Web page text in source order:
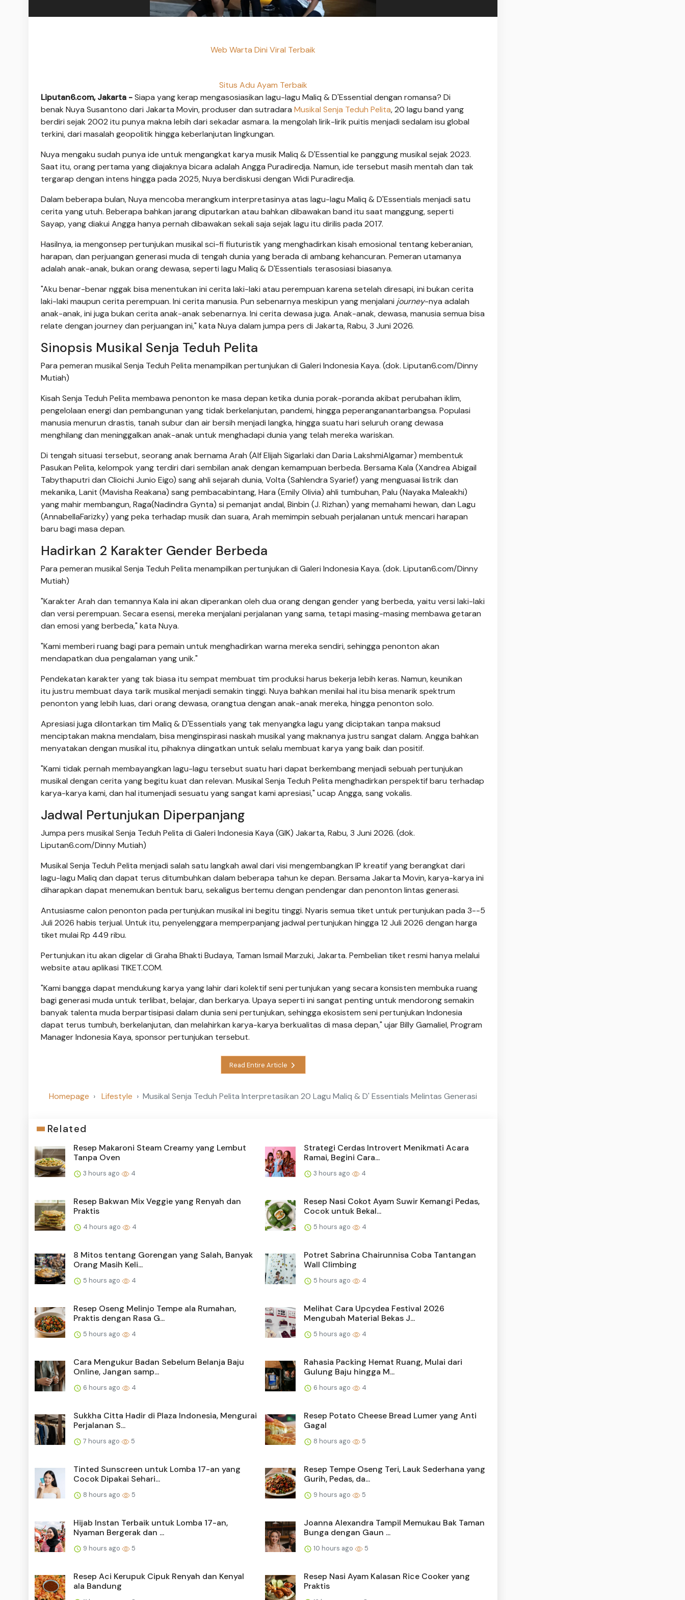
Web Warta Dini Viral Terbaik
Situs Adu Ayam Terbaik
Liputan6.com, Jakarta -Siapa yang kerap mengasosiasikan lagu-lagu Maliq & D'Essential dengan romansa? Di
benak Nuya Susantono dari Jakarta Movin, produser dan sutradara Musikal Senja Teduh Pelita, 20 lagu band yang
berdiri sejak 2002 itu punya makna lebih dari sekadar asmara. Ia mengolah lirik-lirik puitis menjadi sedalam isu global
terkini, dari masalah geopolitik hingga keberlanjutan lingkungan.
Nuya mengaku sudah punya ide untuk mengangkat karya musik Maliq & D'Essential ke panggung musikal sejak 2023.
Saat itu, orang pertama yang diajaknya bicara adalah Angga Puradiredja. Namun, ide tersebut masih mentah dan tak
tergarap dengan intens hingga pada 2025, Nuya berdiskusi dengan Widi Puradiredja.
Dalam beberapa bulan, Nuya mencoba merangkum interpretasinya atas lagu-lagu Maliq & D'Essentials menjadi satu
cerita yang utuh. Beberapa bahkan jarang diputarkan atau bahkan dibawakan band itu saat manggung, seperti
Sayap, yang diakui Angga hanya pernah dibawakan sekali saja sejak lagu itu dirilis pada 2017.
Hasilnya, ia mengonsep pertunjukan musikal sci-fi fiuturistik yang menghadirkan kisah emosional tentang keberanian,
harapan, dan perjuangan generasi muda di tengah dunia yang berada di ambang kehancuran. Pemeran utamanya
adalah anak-anak, bukan orang dewasa, seperti lagu Maliq & D'Essentials terasosiasi biasanya.
"Aku benar-benar nggak bisa menentukan ini cerita laki-laki atau perempuan karena setelah diresapi, ini bukan cerita
laki-laki maupun cerita perempuan. Ini cerita manusia. Pun sebenarnya meskipun yang menjalani journey-nya adalah
anak-anak, ini juga bukan cerita anak-anak sebenarnya. Ini cerita dewasa juga. Anak-anak, dewasa, manusia semua bisa
relate dengan journey dan perjuangan ini," kata Nuya dalam jumpa pers di Jakarta, Rabu, 3 Juni 2026.
Sinopsis Musikal Senja Teduh Pelita
Para pemeran musikal Senja Teduh Pelita menampilkan pertunjukan di Galeri Indonesia Kaya. (dok. Liputan6.com/Dinny
Mutiah)
Kisah Senja Teduh Pelita membawa penonton ke masa depan ketika dunia porak-poranda akibat perubahan iklim,
pengelolaan energi dan pembangunan yang tidak berkelanjutan, pandemi, hingga peperanganantarbangsa. Populasi
manusia menurun drastis, tanah subur dan air bersih menjadi langka, hingga suatu hari seluruh orang dewasa
menghilang dan meninggalkan anak-anak untuk menghadapi dunia yang telah mereka wariskan.
Di tengah situasi tersebut, seorang anak bernama Arah (Alf Elijah Sigarlaki dan ⁠⁠Daria LakshmiAlgamar) membentuk
Pasukan Pelita, kelompok yang terdiri dari sembilan anak dengan kemampuan berbeda. Bersama Kala (Xandrea Abigail
Tabythaputri dan Clioichi Junio Eigo) sang ahli sejarah dunia, Volta (Sahlendra Syarief) yang menguasai listrik dan
mekanika, Lanit (Mavisha Reakana) sang pembacabintang, Hara (Emily Olivia) ahli tumbuhan, Palu (Nayaka Maleakhi)
yang mahir membangun, Raga(Nadindra Gynta) si pemanjat andal, Binbin (J. Rizhan) yang memahami hewan, dan Lagu
(AnnabellaFarizky) yang peka terhadap musik dan suara, Arah memimpin sebuah perjalanan untuk mencari harapan
baru bagi masa depan.
Hadirkan 2 Karakter Gender Berbeda
Para pemeran musikal Senja Teduh Pelita menampilkan pertunjukan di Galeri Indonesia Kaya. (dok. Liputan6.com/Dinny
Mutiah)
"Karakter Arah dan temannya Kala ini akan diperankan oleh dua orang dengan gender yang berbeda, yaitu versi laki-laki
dan versi perempuan. Secara esensi, mereka menjalani perjalanan yang sama, tetapi masing-masing membawa getaran
dan emosi yang berbeda," kata Nuya.
"Kami memberi ruang bagi para pemain untuk menghadirkan warna mereka sendiri, sehingga penonton akan
mendapatkan dua pengalaman yang unik."
Pendekatan karakter yang tak biasa itu sempat membuat tim produksi harus bekerja lebih keras. Namun, keunikan
itu justru membuat daya tarik musikal menjadi semakin tinggi. Nuya bahkan menilai hal itu bisa menarik spektrum
penonton yang lebih luas, dari orang dewasa, orangtua dengan anak-anak mereka, hingga penonton solo.
Apresiasi juga dilontarkan tim Maliq & D'Essentials yang tak menyangka lagu yang diciptakan tanpa maksud
menciptakan makna mendalam, bisa menginspirasi naskah musikal yang maknanya justru sangat dalam. Angga bahkan
menyatakan dengan musikal itu, pihaknya diingatkan untuk selalu membuat karya yang baik dan positif.
"Kami tidak pernah membayangkan lagu-lagu tersebut suatu hari dapat berkembang menjadi sebuah pertunjukan
musikal dengan cerita yang begitu kuat dan relevan. Musikal Senja Teduh Pelita menghadirkan perspektif baru terhadap
karya-karya kami, dan hal itumenjadi sesuatu yang sangat kami apresiasi," ucap Angga, sang vokalis.
Jadwal Pertunjukan Diperpanjang
Jumpa pers musikal Senja Teduh Pelita di Galeri Indonesia Kaya (GIK) Jakarta, Rabu, 3 Juni 2026. (dok.
Liputan6.com/Dinny Mutiah)
Musikal Senja Teduh Pelita menjadi salah satu langkah awal dari visi mengembangkan IP kreatif yang berangkat dari
lagu-lagu Maliq dan dapat terus ditumbuhkan dalam beberapa tahun ke depan. Bersama Jakarta Movin, karya-karya ini
diharapkan dapat menemukan bentuk baru, sekaligus bertemu dengan pendengar dan penonton lintas generasi.
Antusiasme calon penonton pada pertunjukan musikal ini begitu tinggi. Nyaris semua tiket untuk pertunjukan pada 3--5
Juli 2026 habis terjual. Untuk itu, penyelenggara memperpanjang jadwal pertunjukan hingga 12 Juli 2026 dengan harga
tiket mulai Rp 449 ribu.
Pertunjukan itu akan digelar di Graha Bhakti Budaya, Taman Ismail Marzuki, Jakarta. Pembelian tiket resmi hanya melalui
website atau aplikasi TIKET.COM.
"Kami bangga dapat mendukung karya yang lahir dari kolektif seni pertunjukan yang secara konsisten membuka ruang
bagi generasi muda untuk terlibat, belajar, dan berkarya. Upaya seperti ini sangat penting untuk mendorong semakin
banyak talenta muda berpartisipasi dalam dunia seni pertunjukan, sehingga ekosistem seni pertunjukan Indonesia
dapat terus tumbuh, berkelanjutan, dan melahirkan karya-karya berkualitas di masa depan," ujar Billy Gamaliel, Program
Manager Indonesia Kaya, sponsor pertunjukan tersebut.
Read Entire Article
Homepage Lifestyle Musikal Senja Teduh Pelita Interpretasikan 20 Lagu Maliq & D' Essentials Melintas Generasi
Related
Resep Makaroni Steam Creamy yang Lembut
Tanpa Oven
3 hours ago 4
Strategi Cerdas Introvert Menikmati Acara
Ramai, Begini Cara...
3 hours ago 4
Resep Bakwan Mix Veggie yang Renyah dan
Praktis
4 hours ago 4
Resep Nasi Cokot Ayam Suwir Kemangi Pedas,
Cocok untuk Bekal...
5 hours ago 4
8 Mitos tentang Gorengan yang Salah, Banyak
Orang Masih Keli...
5 hours ago 4
Potret Sabrina Chairunnisa Coba Tantangan
Wall Climbing
5 hours ago 4
Resep Oseng Melinjo Tempe ala Rumahan,
Praktis dengan Rasa G...
5 hours ago 4
Melihat Cara Upcydea Festival 2026
Mengubah Material Bekas J...
5 hours ago 4
Cara Mengukur Badan Sebelum Belanja Baju
Online, Jangan samp...
6 hours ago 4
Rahasia Packing Hemat Ruang, Mulai dari
Gulung Baju hingga M...
6 hours ago 4
Sukkha Citta Hadir di Plaza Indonesia, Mengurai
Perjalanan S...
7 hours ago 5
Resep Potato Cheese Bread Lumer yang Anti
Gagal
8 hours ago 5
Tinted Sunscreen untuk Lomba 17-an yang
Cocok Dipakai Sehari...
8 hours ago 5
Resep Tempe Oseng Teri, Lauk Sederhana yang
Gurih, Pedas, da...
9 hours ago 5
Hijab Instan Terbaik untuk Lomba 17-an,
Nyaman Bergerak dan ...
9 hours ago 5
Joanna Alexandra Tampil Memukau Bak Taman
Bunga dengan Gaun ...
10 hours ago 5
Resep Aci Kerupuk Cipuk Renyah dan Kenyal
ala Bandung
Resep Nasi Ayam Kalasan Rice Cooker yang
Praktis